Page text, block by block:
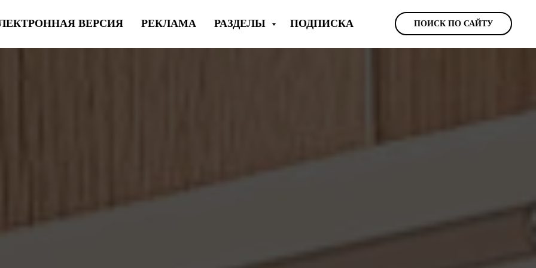
ВЕРСИЯ РЕКЛАМА РАЗДЕЛЫ ПОДПИСКА ПОИСК ПО САЙТУ